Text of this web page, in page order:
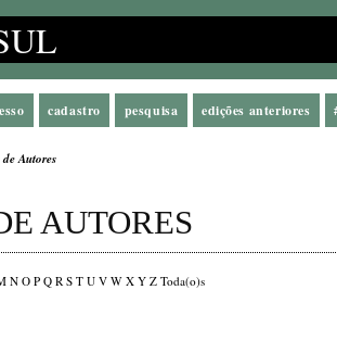
cadastro pesquisa edições anteriores
Autores
AUTORES
N O P Q R S T U V W X Y Z Toda(o)s